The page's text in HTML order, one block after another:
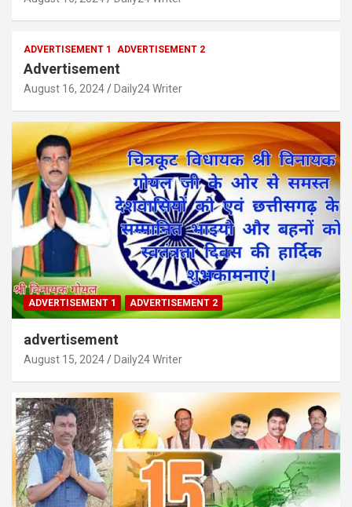
ADVERTISEMENT 1 ADVERTISEMENT 2
Advertisement
August 16, 2024 Daily24 Writer
ADVERTISEMENT 1 ADVERTISEMENT 2
advertisement
August 15, 2024 Daily24 Writer